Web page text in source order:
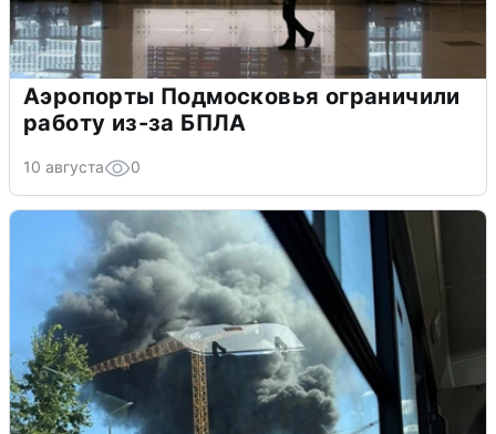
Аэропорты Подмосковья ограничили
работу из-за БПЛА
10 августа 0